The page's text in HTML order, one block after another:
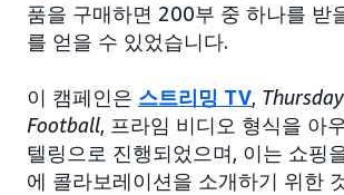
품을 구매하면 200부 중 하나를 받
를 얻을 수 있었습니다.
이 캠페인은 스트리밍 TV,
Football, 프라임 비디오 형식을 아
텔링으로 진행되었으며, 이는 쇼핑
에 콜라보레이션을 소개하기 위한